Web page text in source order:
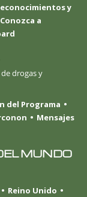
y
Conozca a
drogas y
del Programa
Mensajes
MUNDO
Reino Unido